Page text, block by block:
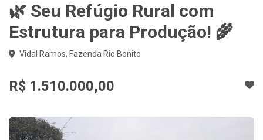
🌿 Seu Refúgio Rural com
Estrutura para Produção! 🌾
Vidal Ramos, Fazenda Rio Bonito
R$ 1.510.000,00